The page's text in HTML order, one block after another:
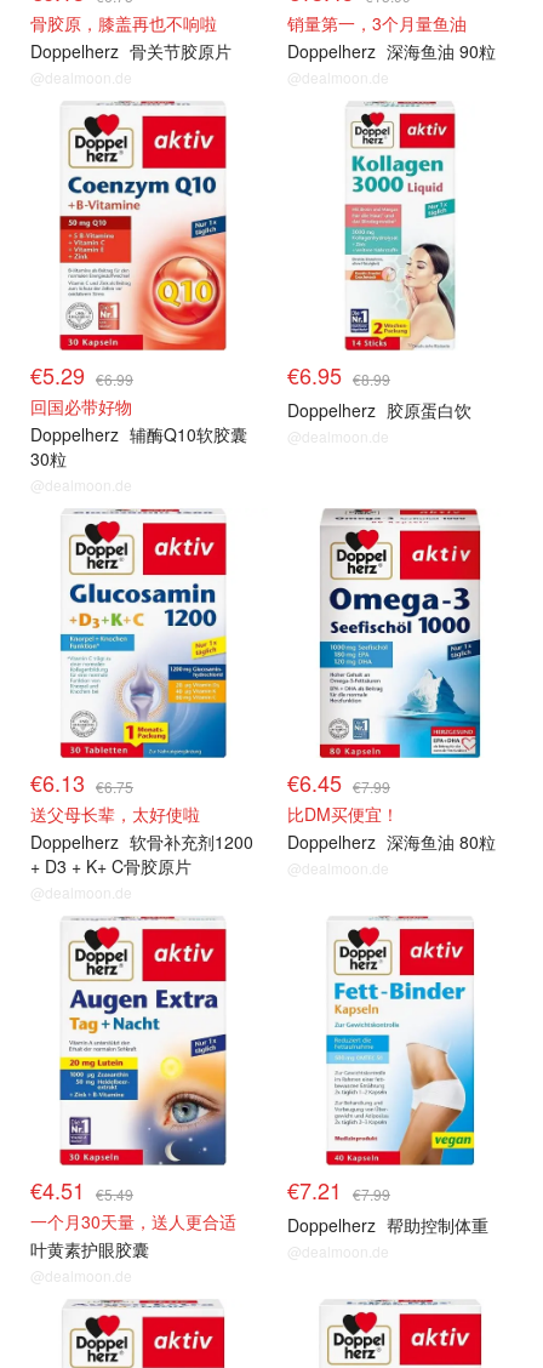
骨胶原，膝盖再也不响啦
Doppelherz 骨关节胶原片
@dealmoon.de
销量第一，3个月量鱼油
Doppelherz 深海鱼油 90粒
@dealmoon.de
€5.29 €6.99
回国必带好物
Doppelherz 辅酶Q10软胶囊
30粒
@dealmoon.de
€6.95 €8.99
Doppelherz 胶原蛋白饮
@dealmoon.de
€6.13 €6.75
送父母长辈，太好使啦
Doppelherz 软骨补充剂1200
+ D3 + K+ C骨胶原片
@dealmoon.de
€6.45 €7.99
比DM买便宜！
Doppelherz 深海鱼油 80粒
@dealmoon.de
€4.51 €5.49
一个月30天量，送人更合适
叶黄素护眼胶囊
@dealmoon.de
€7.21 €7.99
Doppelherz 帮助控制体重
@dealmoon.de